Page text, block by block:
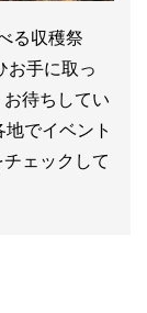
る収穫祭
お手に取っ
待ちしてい
でイベント
ェックして